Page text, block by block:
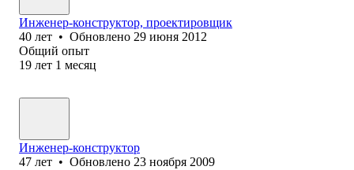
Инженер-конструктор, проектировщик
40 лет • Обновлено 29 июня 2012
Общий опыт
19 лет 1 месяц
Инженер-конструктор
47 лет • Обновлено 23 ноября 2009